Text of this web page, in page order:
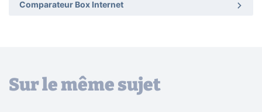
Comparateur Box Internet
Sur le même sujet